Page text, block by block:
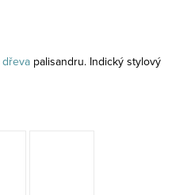
dřeva palisandru. Indický stylový